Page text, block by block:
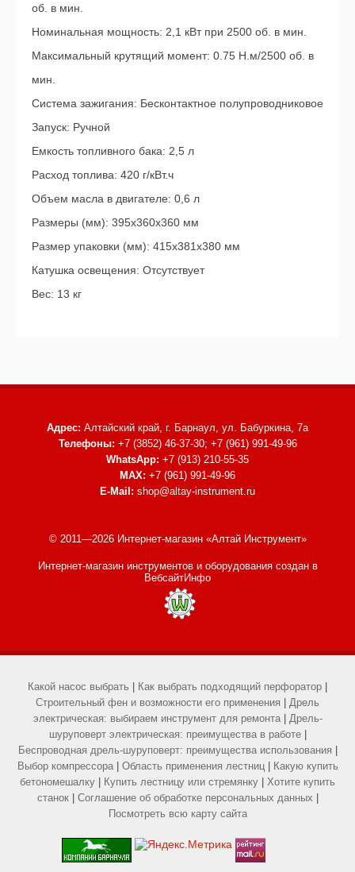
об. в мин.
Номинальная мощность: 2,1 кВт при 2500 об. в мин.
Максимальный крутящий момент: 0.75 Н.м/2500 об. в
мин.
Система зажигания: Бесконтактное полупроводниковое
Запуск: Ручной
Емкость топливного бака: 2,5 л
Расход топлива: 420 г/кВт.ч
Объем масла в двигателе: 0,6 л
Размеры (мм): 395х360х360 мм
Размер упаковки (мм): 415х381х380 мм
Катушка освещения: Отсутствует
Вес: 13 кг
Адрес: Алтайский край, г. Барнаул, ул. Бабуркина, 7а
Телефоны: +7 (3852) 46-37-30; +7 (961) 991-49-96
WhatsApp: +7 (913) 210-55-35
MAX: +7 (961) 991-49-96
E-Mail: shop@altay-instrument.ru
© 2011—2026 Интернет-магазин «Алтай Инструмент»
Интернет-магазин инструментов и оборудованиясоздан в
ВебсайтИнфо
Какой насос выбрать Как выбрать подходящий перфоратор
Строительный фен и возможности его применения
Дрель
электрическая: выбираем инструмент для ремонта| Дрель-
шуруповерт электрическая: преимущества в работе|
Беспроводная дрель-шуруповерт: преимущества использования
Выбор компрессора| Область применения лестниц|
Какую купить
бетономешалку
Купить лестницу или стремянку
Хотите купить
станок| Соглашение об обработке персональных данных
Посмотреть всю карту сайта